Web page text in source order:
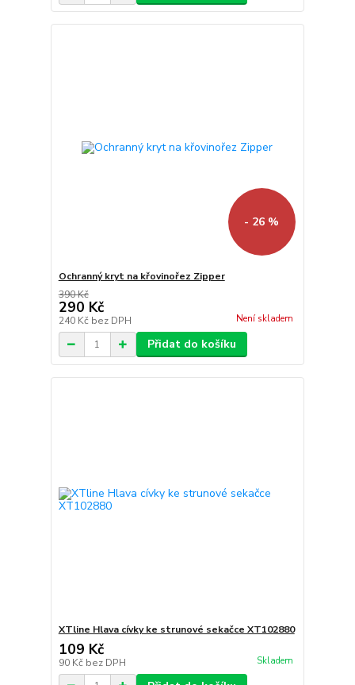
- 26 %
Ochranný kryt na křovinořez Zipper
390 Kč
290 Kč
240 Kč bez DPH Není skladem
Přidat do košíku
XTline Hlava cívky ke strunové sekačce XT102880
109 Kč
90 Kč bez DPH Skladem